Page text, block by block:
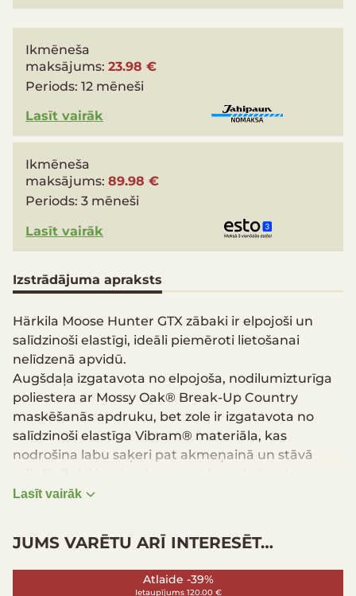
Ikmēneša
maksājums:23.98 €
Periods:12 mēneši
Lasīt vairāk
Ikmēneša
maksājums:89.98 €
Periods:3 mēneši
Lasīt vairāk
Izstrādājuma apraksts
Härkila Moose Hunter GTX zābaki ir elpojoši un
salīdzinoši elastīgi, ideāli piemēroti lietošanai
nelīdzenā apvidū.
Augšdaļa izgatavota no elpojoša, nodilumizturīga
poliestera ar Mossy Oak® Break-Up Country
maskēšanās apdruku, bet zole ir izgatavota no
salīdzinoši elastīga Vibram® materiāla, kas
nodrošina labu saķeri pat akmeņainā un stāvā
atbilst Moose Hunter 2.0 sērijas maskēšanās
pilnībā ūdensnecaurlaidīga GORE-TEX membrāna.
Viegls un elpojošs
Lasīt vairāk
JUMS VARĒTU ARĪ INTERESĒT…
Atlaide -39%
Ietaupījums 120.00 €